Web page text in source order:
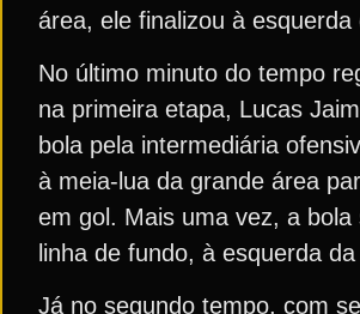
área, ele finalizou à esquerda
No último minuto do tempo
na primeira etapa, Lucas
bola pela intermediária
à meia-lua da grande área
em gol. Mais uma vez, a bola
linha de fundo, à esquerda
Já no segundo tempo, com